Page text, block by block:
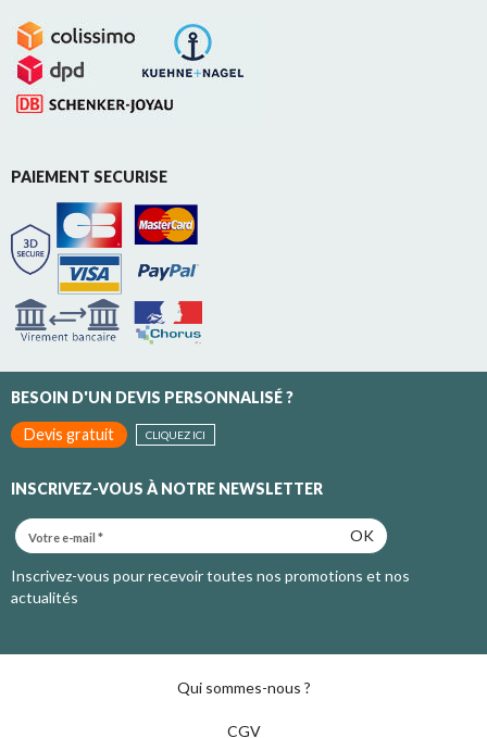
PAIEMENT SECURISE
BESOIN D'UN DEVIS PERSONNALISÉ ?
Devis gratuit
CLIQUEZ ICI
INSCRIVEZ-VOUS À NOTRE NEWSLETTER
OK
Inscrivez-vous pour recevoir toutes nos promotions et nos
actualités
Qui sommes-nous ?
CGV